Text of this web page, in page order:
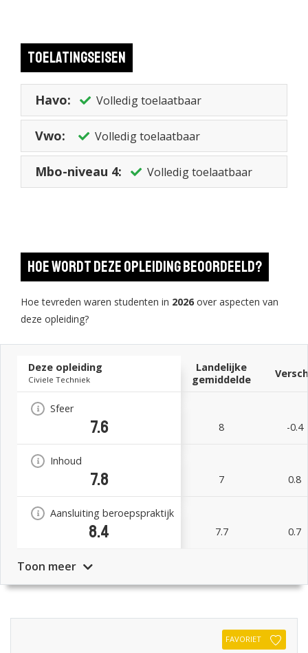
Toelatingseisen
Havo: Volledig toelaatbaar
Vwo: Volledig toelaatbaar
Mbo-niveau 4: Volledig toelaatbaar
Hoe wordt deze opleiding beoordeeld?
Hoe tevreden waren studenten in 2026 over aspecten van
deze opleiding?
Deze opleiding
Civiele Techniek
Landelijke
gemiddelde
Sfeer
7.6 8 -0.4
Inhoud
7.8 7 0.8
Aansluiting beroepspraktijk
8.4 7.7 0.7
Toon meer
FAVORIET